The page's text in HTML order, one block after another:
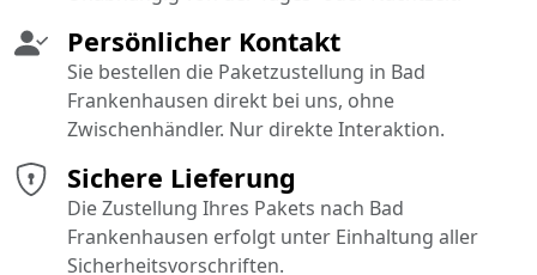
Sichere Lieferung
Die Zustellung Ihres Pakets nach Bad
Frankenhausen erfolgt unter Einhaltung aller
Sicherheitsvorschriften.
Persönlicher Kontakt
Sie bestellen die Paketzustellung in Bad
Frankenhausen direkt bei uns, ohne
Zwischenhändler. Nur direkte Interaktion.